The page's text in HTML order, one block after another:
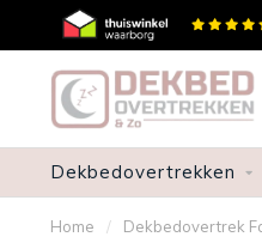
Snelle
Dekbedovertrekken
Home / Dekbedovertrek